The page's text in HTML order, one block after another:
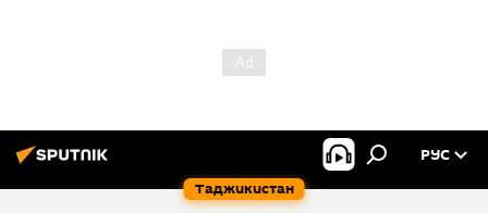
Таджикистан
РУС